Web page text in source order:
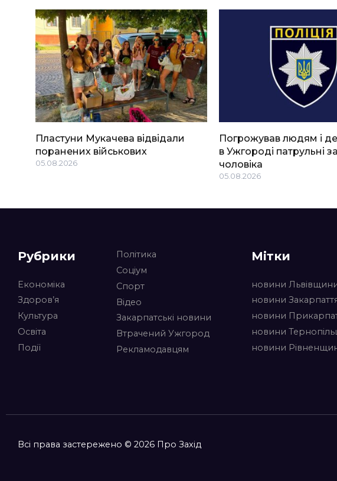
Пластуни Мукачева відвідали
поранених військових
05.08.2026
Погрожував людям і
в Ужгороді патрульні
чоловіка
05.08.2026
Рубрики
Економіка
Здоров’я
Культура
Освіта
Події
Політика
Соціум
Спорт
Відео
Закарпатські новини
Втрачений Ужгород
Рекламодавцям
Мітки
новини
новини
новини
новини
новини
Всі права застережено © 2026 Про Захід